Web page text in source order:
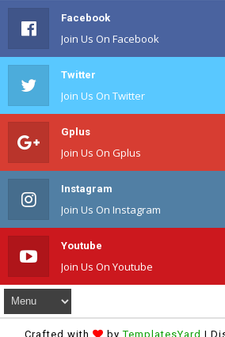
Facebook
Join Us On Facebook
Twitter
Join Us On Twitter
Gplus
Join Us On Gplus
Instagram
Join Us On Instagram
Youtube
Join Us On Youtube
Crafted with byTemplatesYard |